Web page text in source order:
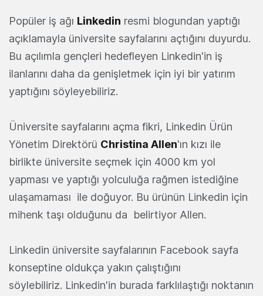
Popüler iş ağı Linkedin resmi blogundan yaptığı
açıklamayla üniversite sayfalarını açtığını duyurdu.
Bu açılımla gençleri hedefleyen Linkedin'in iş
ilanlarını daha da genişletmek için iyi bir yatırım
yaptığını söyleyebiliriz.
Üniversite sayfalarını açma fikri, Linkedin Ürün
Yönetim Direktörü Christina Allen'ın kızı ile
birlikte üniversite seçmek için 4000 km yol
yapması ve yaptığı yolculuğa rağmen istediğine
ulaşamaması ile doğuyor. Bu ürünün Linkedin için
mihenk taşı olduğunu da belirtiyor Allen.
Linkedin üniversite sayfalarının Facebook sayfa
konseptine oldukça yakın çalıştığını
söylebiliriz. Linkedin'in burada farklılaştığı noktanın